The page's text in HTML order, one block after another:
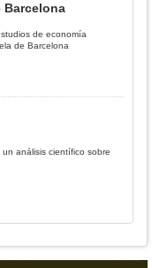
Barcelona
de economía
de Barcelona
análisis científico sobre